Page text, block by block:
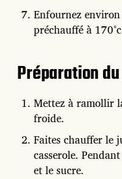
Enfournez
préchauffé à
Préparation
Mettez à ramollir
froide.
Faites chauffer le
casserole.
et le sucre.